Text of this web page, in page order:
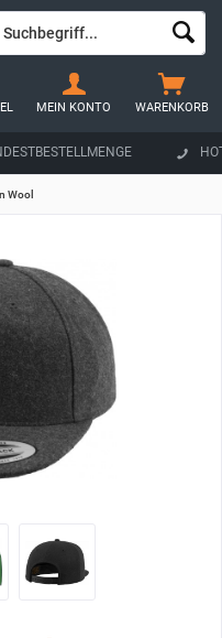
WARENKORB
MEIN KONTO
Wool